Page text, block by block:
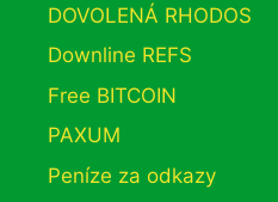
DOVOLENÁ RHODOS
Downline REFS
Free BITCOIN
PAXUM
Peníze za odkazy